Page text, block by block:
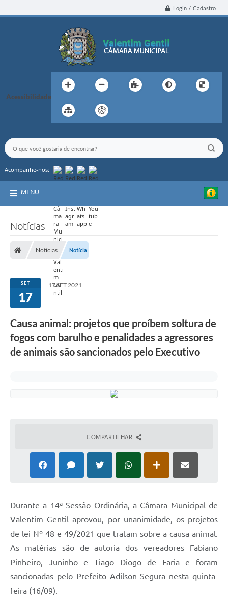
Login / Cadastro
Acessibilidade
Acompanhe-nos:
MENU
Notícias
Notícias Notícia
SET
17
17 SET 2021
Causa animal: projetos que proíbem soltura de
fogos com barulho e penalidades a agressores
de animais são sancionados pelo Executivo
COMPARTILHAR
Durante a 14ª Sessão Ordinária, a Câmara Municipal de
Valentim Gentil aprovou, por unanimidade, os projetos
de lei Nº 48 e 49/2021 que tratam sobre a causa animal.
As matérias são de autoria dos vereadores Fabiano
Pinheiro, Juninho e Tiago Diogo de Faria e foram
sancionadas pelo Prefeito Adilson Segura nesta quinta-
feira (16/09).